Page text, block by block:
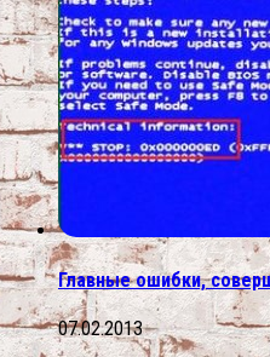
Главные ошибки,
07.02.2013